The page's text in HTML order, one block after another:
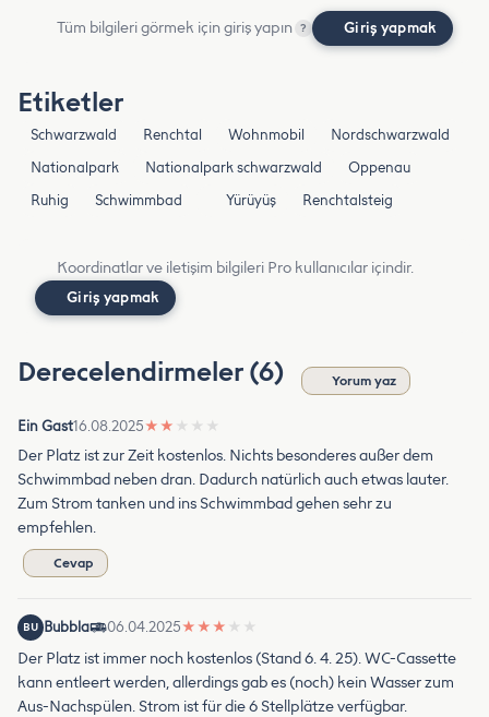
Tüm bilgileri görmek için giriş yapın ? Giriş yapmak
Etiketler
Schwarzwald Renchtal Wohnmobil
Nordschwarzwald
Nationalpark
Nationalpark schwarzwald
Oppenau
Ruhig
Schwimmbad Yürüyüş Renchtalsteig
Koordinatlar ve iletişim bilgileri Pro kullanıcılar içindir.
Giriş yapmak
Derecelendirmeler (6) Yorum yaz
Ein Gast16.08.2025★ ★ ★ ★ ★
Der Platz ist zur Zeit kostenlos. Nichts besonderes außer dem
Schwimmbad neben dran. Dadurch natürlich auch etwas lauter.
Zum Strom tanken und ins Schwimmbad gehen sehr zu
empfehlen.
Cevap
BU Bubbla 06.04.2025★ ★ ★ ★ ★
Der Platz ist immer noch kostenlos (Stand 6. 4. 25). WC-Cassette
kann entleert werden, allerdings gab es (noch) kein Wasser zum
Aus-Nachspülen. Strom ist für die 6 Stellplätze verfügbar.